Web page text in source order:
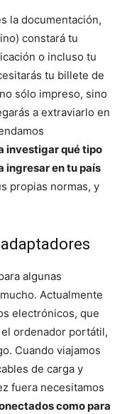
la documentación,
constará tu
o incluso tu
tu billete de
sólo impreso, sino
a extraviarlo en
investigar qué tipo
ingresar en tu país
propias normas, y
algunas
Actualmente
electrónicos, que
ordenador portátil,
Cuando viajamos
de carga y
fuera necesitamos
como para